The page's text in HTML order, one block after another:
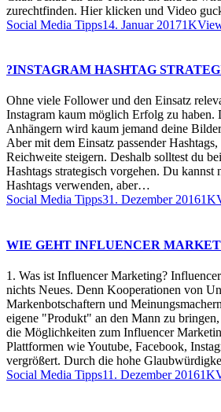
zurechtfinden. Hier klicken und Video
Social Media Tipps14. Januar 20171K
?INSTAGRAM HASHTAG
Ohne viele Follower und den Einsatz
Instagram kaum möglich Erfolg zu haben.
Anhängern wird kaum jemand deine
Aber mit dem Einsatz passender
Reichweite steigern. Deshalb solltest du
Hashtags strategisch vorgehen. Du kannst
Hashtags verwenden, aber…
Social Media Tipps31. Dezember 20161K
WIE GEHT INFLUENCER
1. Was ist Influencer Marketing?
nichts Neues. Denn Kooperationen von
Markenbotschaftern und
eigene "Produkt" an den Mann zu
die Möglichkeiten zum Influencer
Plattformen wie Youtube, Facebook,
vergrößert. Durch die hohe
Social Media Tipps11. Dezember 20161K